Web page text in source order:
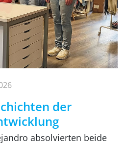
der
absolvierten beide